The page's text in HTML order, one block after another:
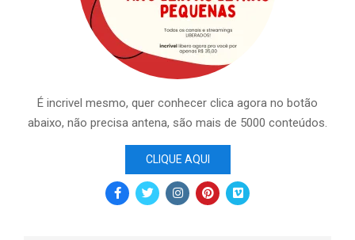
É incrivel mesmo, quer conhecer clica agora no botão
abaixo, não precisa antena, são mais de 5000 conteúdos.
CLIQUE AQUI